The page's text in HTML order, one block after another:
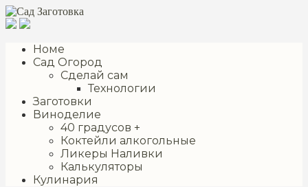
Перейти
к
Номе
Сад Огород
Сделай сам
Технологии
Заготовки
Виноделие
40 градусов +
Коктейли алкогольные
Ликеры Наливки
Калькуляторы
Кулинария